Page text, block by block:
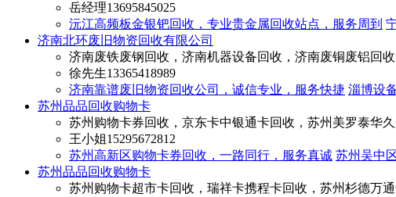
岳经理13695845025
沅江高频板金银钯回收，专业贵金属回收站点，服务周到
济南北环废旧物资回收有限公司
济南废铁废钢回收，济南机器设备回收，济南废铜废铝回收
徐先生13365418989
济南靠谱废旧物资回收公司，诚信专业，服务快捷 淄博设
苏州品品回收购物卡
苏州购物卡券回收，京东卡中银通卡回收，苏州美罗泰华
王小姐15295672812
苏州高新区购物卡券回收，一路同行，服务真诚 苏州吴中
苏州品品回收购物卡
苏州购物卡超市卡回收，瑞祥卡携程卡回收，苏州杉德万